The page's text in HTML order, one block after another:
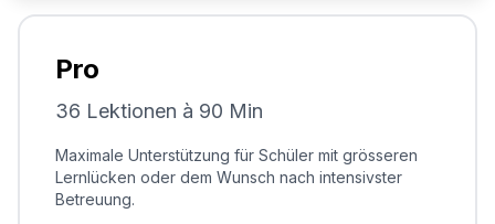
Pro
36 Lektionen à 90 Min
Maximale Unterstützung für Schüler mit grösseren
Lernlücken oder dem Wunsch nach intensivster
Betreuung.